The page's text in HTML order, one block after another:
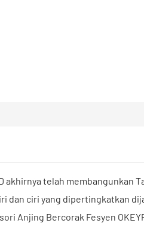
akhirnya telah membangunkan
dan ciri yang dipertingkatkan
Anjing Bercorak Fesyen